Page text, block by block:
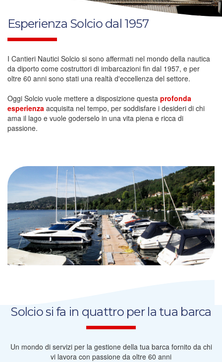
Esperienza Solcio dal 1957
I Cantieri Nautici Solcio si sono affermati nel mondo della nautica
da diporto come costruttori di imbarcazioni fin dal 1957, e per
oltre 60 anni sono stati una realtà d'eccellenza del settore.
Oggi Solcio vuole mettere a disposizione questa profonda
esperienza acquisita nel tempo, per soddisfare i desideri di chi
ama il lago e vuole goderselo in una vita piena e ricca di
passione.
Solcio si fa in quattro per la tua barca
Un mondo di servizi per la gestione della tua barca fornito da chi
vi lavora con passione da oltre 60 anni